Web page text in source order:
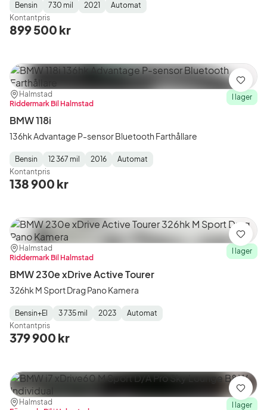
Fuel
Type:
Bensin
Mätarställning:
730 mil
Model
Year:
2021
Gearbox
Type:
Automat
Kontantpris
899 500 kr
Plats:
Halmstad
Återförsäljare:
Riddermark Bil Halmstad
I lager
BMW 118i
136hk Advantage P-sensor Bluetooth Farthållare
Fuel
Type:
Bensin
Mätarställning:
12 367 mil
Model
Year:
2016
Gearbox
Type:
Automat
Kontantpris
138 900 kr
Spara
Plats:
Halmstad
Återförsäljare:
Riddermark Bil Halmstad
I lager
BMW 230e xDrive Active Tourer
326hk M Sport Drag Pano Kamera
Fuel
Type:
Bensin+El
Mätarställning:
3 735 mil
Model
Year:
2023
Gearbox
Type:
Automat
Kontantpris
379 900 kr
Spara
Plats:
Halmstad
Återförsäljare: I lager
Spara